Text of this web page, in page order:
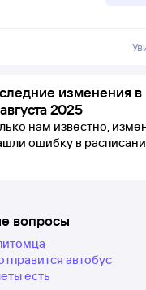
изменения в
2025
нам известно,
ошибку в
вопросы
автобус
есть